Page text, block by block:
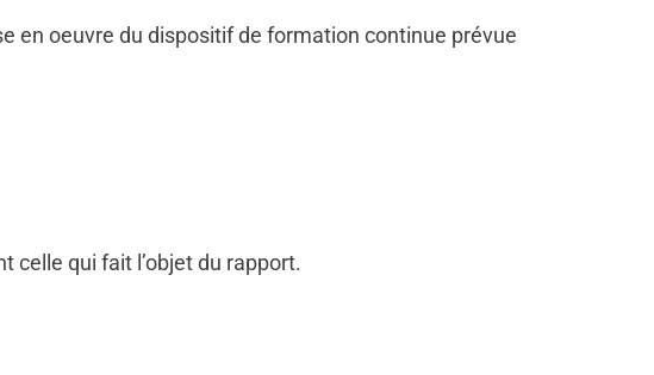
en oeuvre du dispositif de formation continue prévue
celle qui fait l’objet du rapport.